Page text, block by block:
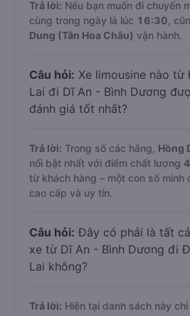
Trả lời: Nếu bạn muốn đi chuyến
cùng trong ngày là lúc 16:30 ,
Dung (Tân Hoa Châu) vận hành.
Câu hỏi: Xe limousine nào
Lai đi Dĩ An - Bình Dương
đánh giá tốt nhất?
Trả lời: Trong số các hãng, Hồng
nổi bật nhất với điểm chất lượng
từ khách hàng – một con số minh
cao cấp và uy tín.
Câu hỏi: Đây có phải là tất
xe từ Dĩ An - Bình Dương đi
Lai không?
Trả lời: Hiện tại danh sách này